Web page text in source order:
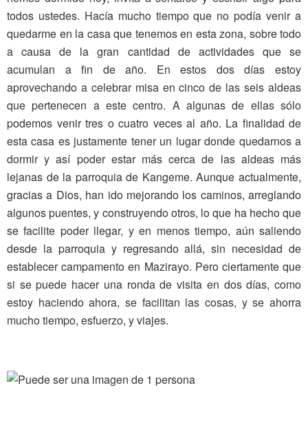
todos ustedes. Hacía mucho tiempo que no podía venir a
quedarme en la casa que tenemos en esta zona, sobre todo
a causa de la gran cantidad de actividades que se
acumulan a fin de año. En estos dos días estoy
aprovechando a celebrar misa en cinco de las seis aldeas
que pertenecen a este centro. A algunas de ellas sólo
podemos venir tres o cuatro veces al año. La finalidad de
esta casa es justamente tener un lugar donde quedarnos a
dormir y así poder estar más cerca de las aldeas más
lejanas de la parroquia de Kangeme. Aunque actualmente,
gracias a Dios, han ido mejorando los caminos, arreglando
algunos puentes, y construyendo otros, lo que ha hecho que
se facilite poder llegar, y en menos tiempo, aún saliendo
desde la parroquia y regresando allá, sin necesidad de
establecer campamento en Mazirayo. Pero ciertamente que
si se puede hacer una ronda de visita en dos días, como
estoy haciendo ahora, se facilitan las cosas, y se ahorra
mucho tiempo, esfuerzo, y viajes.